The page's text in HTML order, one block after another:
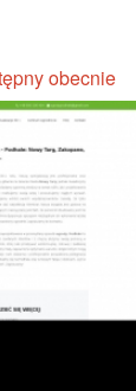
obecnie